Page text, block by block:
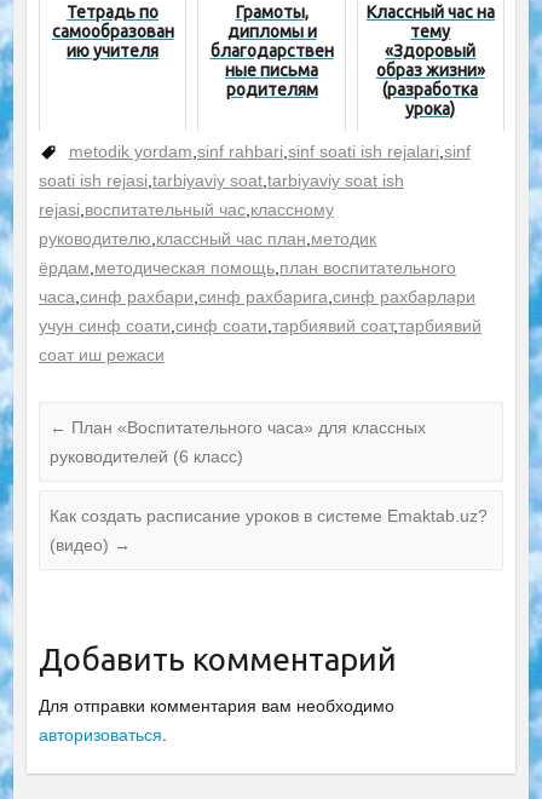
Тетрадь по
самообразован
ию учителя
Грамоты,
дипломы и
благодарствен
ные письма
родителям
Классный час на
тему
«Здоровый
образ жизни»
(разработка
урока)
metodik yordam sinf rahbari sinf soati ish rejalari sinf
soati ish rejasi tarbiyaviy soat, tarbiyaviy soat ish
rejasi воспитательный час, классному
руководителю классный час план методик
ёрдам методическая помощь, план воспитательного
часа синф рахбари синф рахбарига синф рахбарлари
учун синф соати синф соати тарбиявий соат,тарбиявий
соат иш режаси
← План «Воспитательного часа» для классных
руководителей (6 класс)
Как создать расписание уроков в системе Emaktab.uz?
(видео) →
Добавить комментарий
Для отправки комментария вам необходимо
авторизоваться